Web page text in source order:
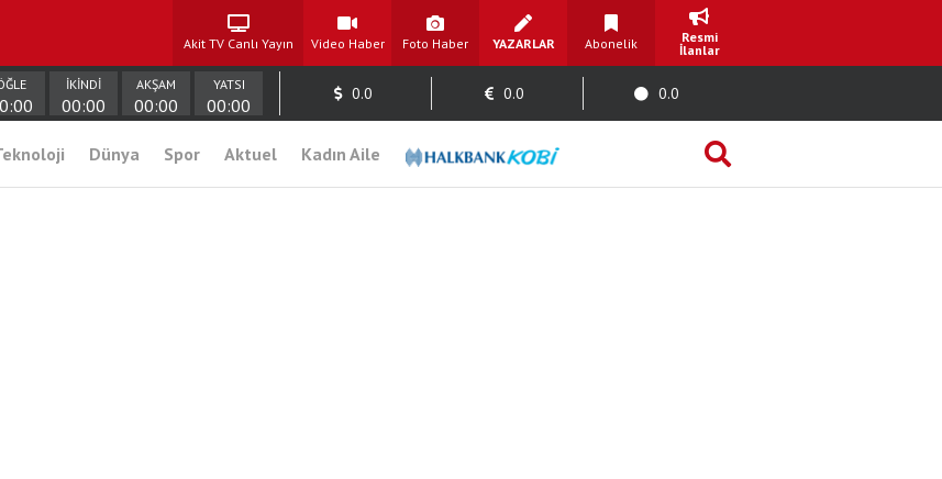
Akit TV Canlı Yayın Video Haber Foto Haber YAZARLAR Abonelik
Resmi
İlanlar
İKİNDİ
00:00
AKŞAM
00:00
YATSI
00:00
0.0 0.0 0.0
Dünya Spor Aktuel Kadın Aile